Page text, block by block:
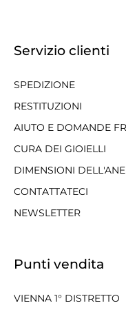
Servizio clienti
SPEDIZIONE
RESTITUZIONI
AIUTO E DOMANDE
CURA DEI GIOIELLI
DIMENSIONI
CONTATTATECI
NEWSLETTER
Punti vendita
VIENNA 1° DISTRETTO